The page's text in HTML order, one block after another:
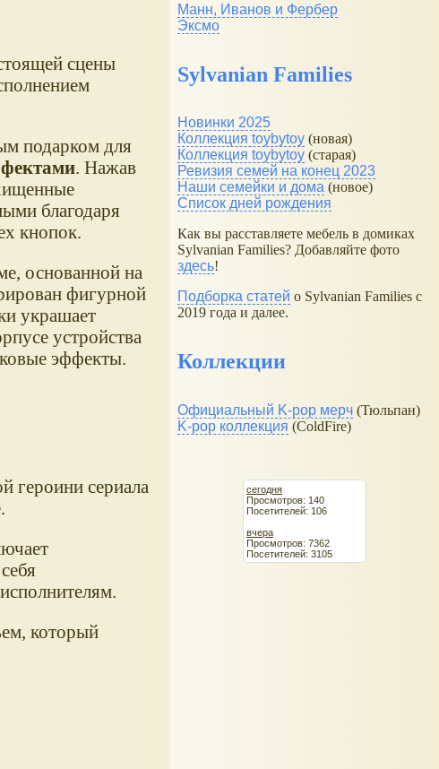
сцены
подарком для
. Нажав
благодаря
кнопок.
основанной на
фигурной
украшает
устройства
эффекты.
героини сериала
который
Манн, Иванов и Фербер
Эксмо
Sylvanian Families
Новинки 2025
Коллекция toybytoy (новая)
Коллекция toybytoy (старая)
Ревизия семей на конец 2023
Наши семейки и дома (новое)
Список дней рождения
Как вы расставляете мебель в домиках
Sylvanian Families? Добавляйте фото
здесь!
Подборка статей о Sylvanian Families с
2019 года и далее.
Коллекции
Официальный K-pop мерч (Тюльпан)
K-pop коллекция (ColdFire)
сегодня
Просмотров: 140
Посетителей: 106
вчера
Просмотров: 7362
Посетителей: 3105